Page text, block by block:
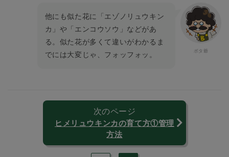
他にも似た花に「エゾノリュウキン
カ」や「エンコウソウ」などがあ
る。似た花が多くて違いがわかるま
でには大変じゃ、フォッフォッ。
次のページ
ヒメリュウキンカの育て方①管理
方法